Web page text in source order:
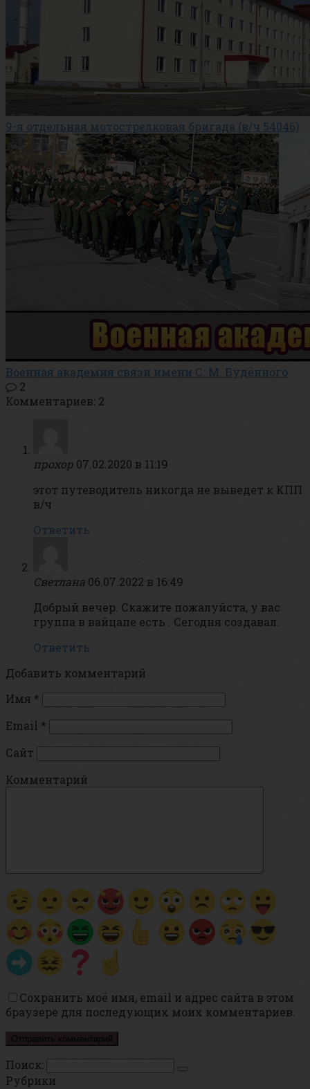
9-я отдельная мотострелковая бригада (в/ч 54046)
Военная академия связи имени С. М. Будённого
2
Комментариев: 2
прохор 07.02.2020 в 11:19
этот путеводитель никогда не выведет к КПП
в/ч
Ответить
Светлана 06.07.2022 в 16:49
Добрый вечер. Скажите пожалуйста, у вас
группа в вайцапе есть . Сегодня создавал.
Ответить
Добавить комментарий
Имя *
Email *
Сайт
Комментарий
Сохранить моё имя, email и адрес сайта в этом
браузере для последующих моих комментариев.
Поиск:
Рубрики